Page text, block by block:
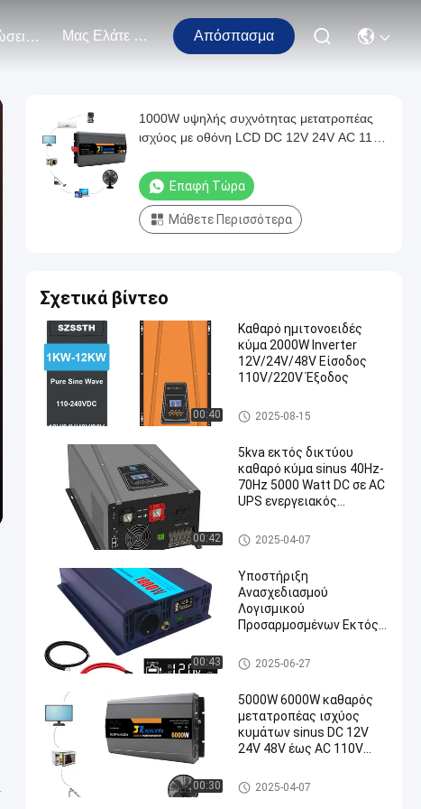
Εκδηλώσεις Μας Ελάτε Σε Επαφή Με Απόσπασμα
1000W υψηλής συχνότητας μετατροπέας
ισχύος με οθόνη LCD DC 12V 24V AC 110V
Επαφή Τώρα
Μάθετε Περισσότερα
Σχετικά βίντεο
00:40
Καθαρό ημιτονοειδές
κύμα 2000W Inverter
12V/24V/48V Είσοδος
110V/220V Έξοδος
Pure Sine Wave Power Inverter
2025-08-15
00:42
5kva εκτός δικτύου
καθαρό κύμα sinus 40Hz-
70Hz 5000 Watt DC σε AC
UPS ενεργειακός
Pure Sine Wave Power Inverter
2025-04-07
00:43
Υποστήριξη
Ανασχεδιασμού
Λογισμικού
Προσαρμοσμένων Εκτός
Απόδοση με Μονό Τύπο
Εξόδου
Pure Sine Wave Power Inverter
2025-06-27
00:30
5000W 6000W καθαρός
μετατροπέας ισχύος
κυμάτων sinus DC 12V
24V 48V έως AC 110V
Pure Sine Wave Power Inverter
2025-04-07